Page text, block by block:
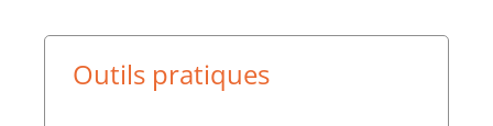
Outils pratiques